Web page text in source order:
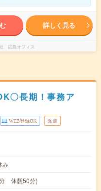
詳しく見る
広島オフィス
〇長期！事務ア
WEB登録OK 派遣
み
休憩50分)